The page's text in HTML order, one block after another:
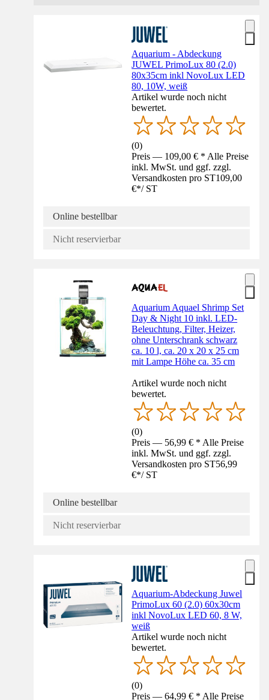
Aquarium - Abdeckung
JUWEL PrimoLux 80 (2.0)
80x35cm inkl NovoLux LED
80, 10W, weiß
Artikel wurde noch nicht
bewertet.
(0)
Preis — 109,00 € * Alle Preise
inkl. MwSt. und ggf. zzgl.
Versandkosten pro ST109,00
€*/ ST
Online bestellbar
Nicht reservierbar
Aquarium Aquael Shrimp Set
Day & Night 10 inkl. LED-
Beleuchtung, Filter, Heizer,
ohne Unterschrank schwarz
ca. 10 l, ca. 20 x 20 x 25 cm
mit Lampe Höhe ca. 35 cm
Artikel wurde noch nicht
bewertet.
(0)
Preis — 56,99 € * Alle Preise
inkl. MwSt. und ggf. zzgl.
Versandkosten pro ST56,99
€*/ ST
Online bestellbar
Nicht reservierbar
Aquarium-Abdeckung Juwel
PrimoLux 60 (2.0) 60x30cm
inkl NovoLux LED 60, 8 W,
weiß
Artikel wurde noch nicht
bewertet.
(0)
Preis — 64,99 € * Alle Preise